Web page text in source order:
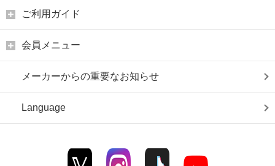
ご利用ガイド
会員メニュー
メーカーからの重要なお知らせ
Language